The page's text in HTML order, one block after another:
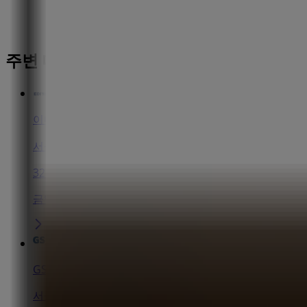
주변 매장
이디야
서울 양천구 신정동 922-17, 양천구
32 m
금일 영업
GS25
서울 양천구 오목로153 (신정동 922-16), 양천구